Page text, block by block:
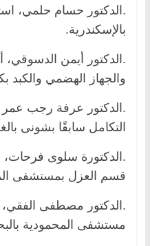
.الدكتور حسام حلمي،
بالإسكندرية.
.الدكتور أيمن الدسوقي،
والجهاز الهضمي والكبد
.الدكتور عرفة رجب
التكامل سابقًا بشونى
.الدكتورة سلوى
قسم العزل بمستشفى
.الدكتور مصطفى
مستشفى المحمودية